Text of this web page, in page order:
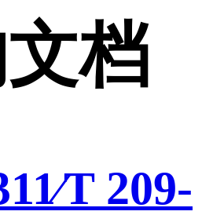
档
209-